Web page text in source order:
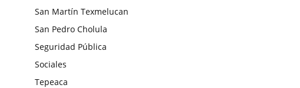
San Martín Texmelucan
San Pedro Cholula
Seguridad Pública
Sociales
Tepeaca